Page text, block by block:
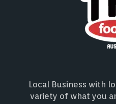
Local Business with
variety of what you